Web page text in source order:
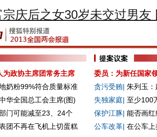
宗庆后之女30岁未交过男友